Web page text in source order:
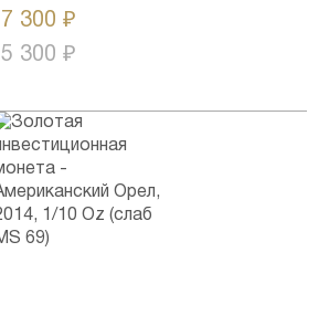
7 300 ₽
5 300 ₽